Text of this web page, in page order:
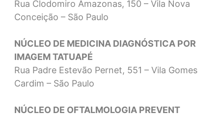
Rua Clodomiro Amazonas, 150 – Vila Nova
Conceição – São Paulo
NÚCLEO DE MEDICINA DIAGNÓSTICA POR
IMAGEM TATUAPÉ
Rua Padre Estevão Pernet, 551 – Vila Gomes
Cardim – São Paulo
NÚCLEO DE OFTALMOLOGIA PREVENT